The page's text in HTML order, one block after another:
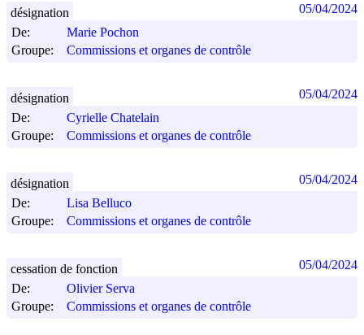
De:
Marie Pochon
Groupe:
Commissions et organes de contrôle
désignation 05/04/2024
De:
Cyrielle Chatelain
Groupe:
Commissions et organes de contrôle
désignation 05/04/2024
De:
Lisa Belluco
Groupe:
Commissions et organes de contrôle
désignation 05/04/2024
De:
Olivier Serva
Groupe:
Commissions et organes de contrôle
cessation de fonction 05/04/2024